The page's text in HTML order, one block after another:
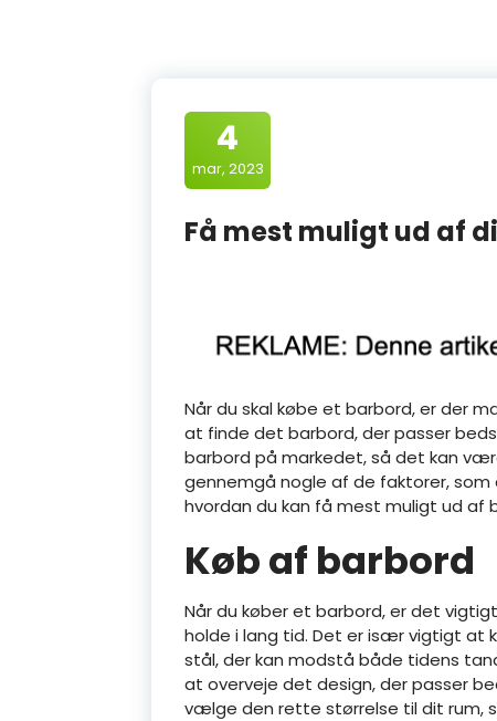
4
mar, 2023
Få mest muligt ud af
Når du skal købe et barbord, er der
at finde det barbord, der passer
barbord på markedet, så det kan
gennemgå nogle af de faktorer, som
hvordan du kan få mest muligt ud af
Køb af barbord
Når du køber et barbord, er det
holde i lang tid. Det er især vigtigt at
stål, der kan modstå både tidens
at overveje det design, der passer
vælge den rette størrelse til dit rum,